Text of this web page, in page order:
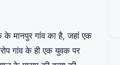
के मानपुर गांव का है, जहां एक
गांव के ही एक युवक पर